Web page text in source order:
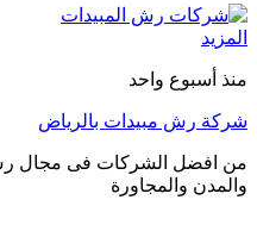
المزيد
منذ أسبوع واحد
شركة رش مبيدات بالرياض
من افضل الشركات فى مجال رش
والمدن والمجاورة